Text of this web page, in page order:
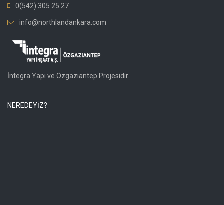
0(542) 305 25 27
info@northlandankara.com
İntegra Yapı ve Özgaziantep Projesidir.
NEREDEYİZ?